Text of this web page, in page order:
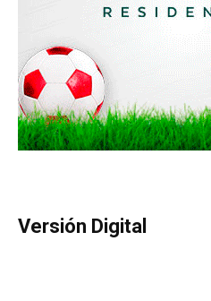
Versión Digital